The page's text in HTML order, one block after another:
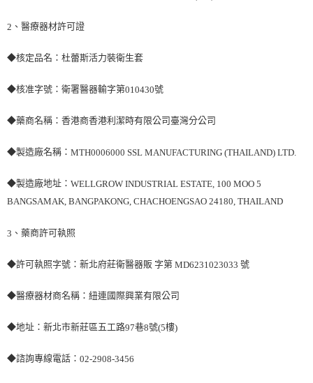
2 、醫療器材許可證
◆核定品名：杜蕾斯活力裝衛生套
◆核准字號：衛署醫器輸字第010430號
◆藥商名稱：香港商香港利潔時有限公司臺灣分公司
◆製造廠名稱： MTH0006000 SSL MANUFACTURING (THAILAND) LTD.
◆製造廠地址： WELLGROW INDUSTRIAL ESTATE, 100 MOO 5
BANGSAMAK, BANGPAKONG, CHACHOENGSAO 24180, THAILAND
3 、藥商許可執照
◆許可執照字號：新北府莊衛醫器販 字第 MD6231023033 號
◆醫療器材商名稱：紐連國際興業有限公司
◆地址：新北市新莊區五工路97巷8號(5樓)
◆諮詢專線電話： 02-2908-3456